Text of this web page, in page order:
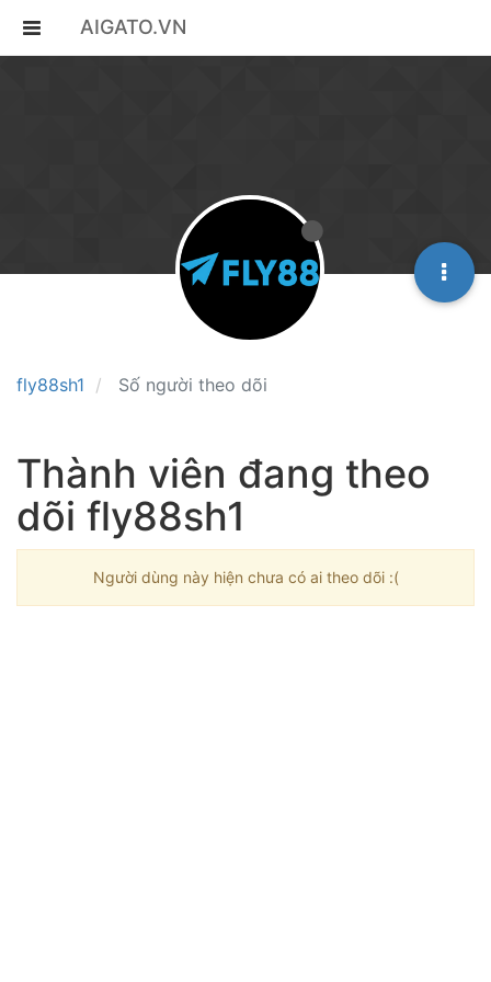
AIGATO.VN
fly88sh1 Số người theo dõi
Thành viên đang theo
dõi fly88sh1
Người dùng này hiện chưa có ai theo dõi :(